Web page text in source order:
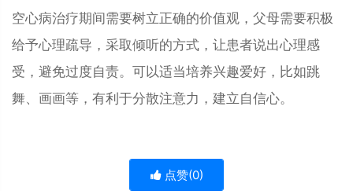
空心病治疗期间需要树立正确的价值观，父母需要积极
给予心理疏导，采取倾听的方式，让患者说出心理感
受，避免过度自责。可以适当培养兴趣爱好，比如跳
舞、画画等，有利于分散注意力，建立自信心。
点赞(0)